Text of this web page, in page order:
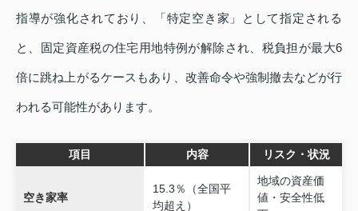
指導が強化されており、「特定空き家」として指定される
と、固定資産税の住宅用地特例が解除され、税負担が最大6
倍に跳ね上がるケースもあり、改善命令や強制撤去などが行
われる可能性があります。
項目 内容 リスク・状況
空き家率
15.3％（全国平
均超え）
地域の資産価
値・安全性低